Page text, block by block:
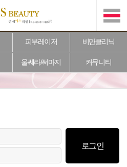
피부레이저 비만클리닉
울쎄라/써마지 커뮤니티